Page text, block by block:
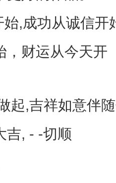
,成功从诚信开
，财运从今天开
起,吉祥如意伴
吉, - -切顺